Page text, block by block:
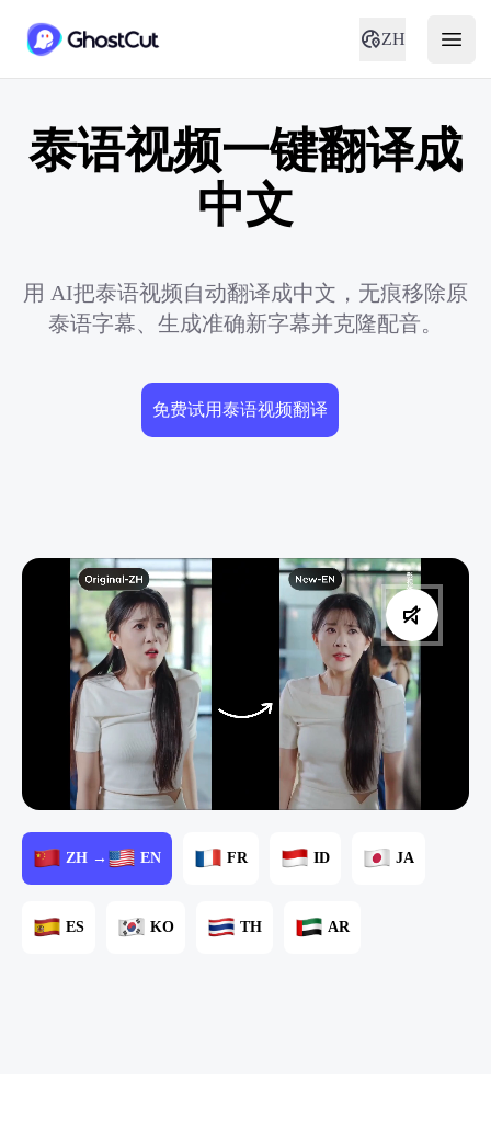
ZH
泰语视频一键翻译成
中文
用 AI把泰语视频自动翻译成中文，无痕移除原
泰语字幕、生成准确新字幕并克隆配音。
免费试用泰语视频翻译
ZH → EN FR ID JA
ES KO TH AR